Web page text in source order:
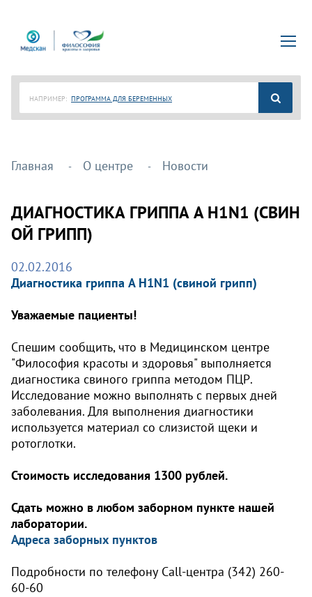
НАПРИМЕР: ПРОГРАММА ДЛЯ БЕРЕМЕННЫХ
Главная О центре Новости
ДИАГНОСТИКА ГРИППА A H1N1 (СВИН
ОЙ ГРИПП)
02.02.2016
Диагностика гриппа A H1N1 (свиной грипп)
Уважаемые пациенты!
Спешим сообщить, что в Медицинском центре
"Философия красоты и здоровья" выполняется
диагностика свиного гриппа методом ПЦР.
Исследование можно выполнять с первых дней
заболевания. Для выполнения диагностики
используется материал со слизистой щеки и
ротоглотки.
Стоимость исследования 1300 рублей.
Сдать можно в любом заборном пункте нашей
лаборатории.
Адреса заборных пунктов
Подробности по телефону Call-центра (342) 260-
60-60